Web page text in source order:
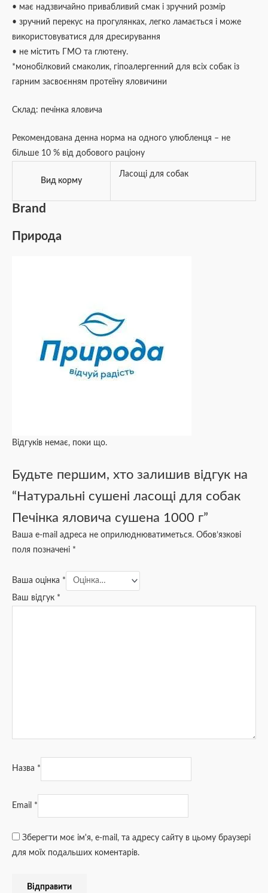
• має надзвичайно привабливий смак і зручний розмір
• зручний перекус на прогулянках, легко ламається і може
використовуватися для дресирування
• не містить ГМО та глютену.
*монобілковий смаколик, гіпоалергенний для всіх собак із
гарним засвоєнням протеїну яловичини
Склад: печінка яловича
Рекомендована денна норма на одного улюбленця – не
більше 10 % від добового раціону
Вид корму
Ласощі для собак
Brand
Природа
Відгуків немає, поки що.
Будьте першим, хто залишив відгук на
“Натуральні сушені ласощі для собак
Печінка яловича сушена 1000 г”
Ваша e-mail адреса не оприлюднюватиметься. Обов’язкові
поля позначені *
Ваша оцінка *
Ваш відгук *
Назва *
Email *
Зберегти моє ім'я, e-mail, та адресу сайту в цьому браузері
для моїх подальших коментарів.